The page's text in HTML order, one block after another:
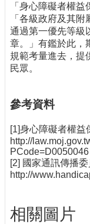
「身心障礙者權
「各級政府及其
通過第一優先等級
章。」有鑑於此，
規範考量進去，提
民眾。
參考資料
[1]身心障礙者權益
http://
PCode=D0050046
[2] 國家通訊傳播委
http://
相關圖片